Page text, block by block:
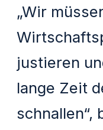
„Wir
justieren
lange Zeit
schnallen“,